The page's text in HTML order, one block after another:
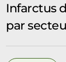
Infarctus
par